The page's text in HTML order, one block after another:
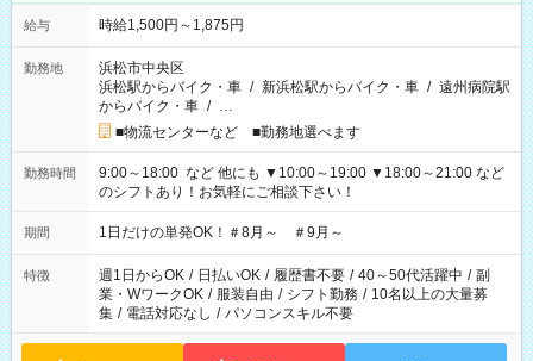
給与 時給1,500円～1,875円
勤務地
浜松市中央区
浜松駅からバイク・車 / 新浜松駅からバイク・車 / 遠州病院駅
からバイク・車 / …
■物流センターなど ■勤務地選べます
勤務時間
9:00～18:00 など 他にも ▼10:00～19:00 ▼18:00～21:00 など
のシフトあり！お気軽にご相談下さい！
期間 1日だけの単発OK！＃8月～ ＃9月～
特徴 週1日からOK / 日払いOK / 履歴書不要 / 40～50代活躍中 / 副
業・WワークOK / 服装自由 / シフト勤務 / 10名以上の大量募
集 / 電話対応なし / パソコンスキル不要